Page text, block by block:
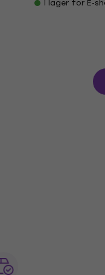
I lager för E-